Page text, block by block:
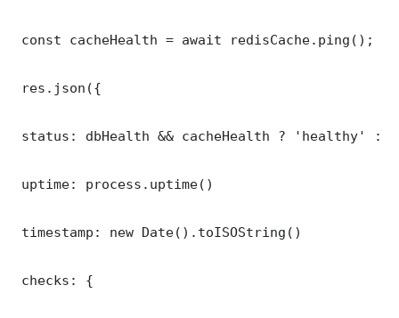
const cacheHealth = await redisCache.ping();
res.json({
status: dbHealth && cacheHealth ? 'healthy' :
uptime: process.uptime()
timestamp: new Date().toISOString()
checks: {